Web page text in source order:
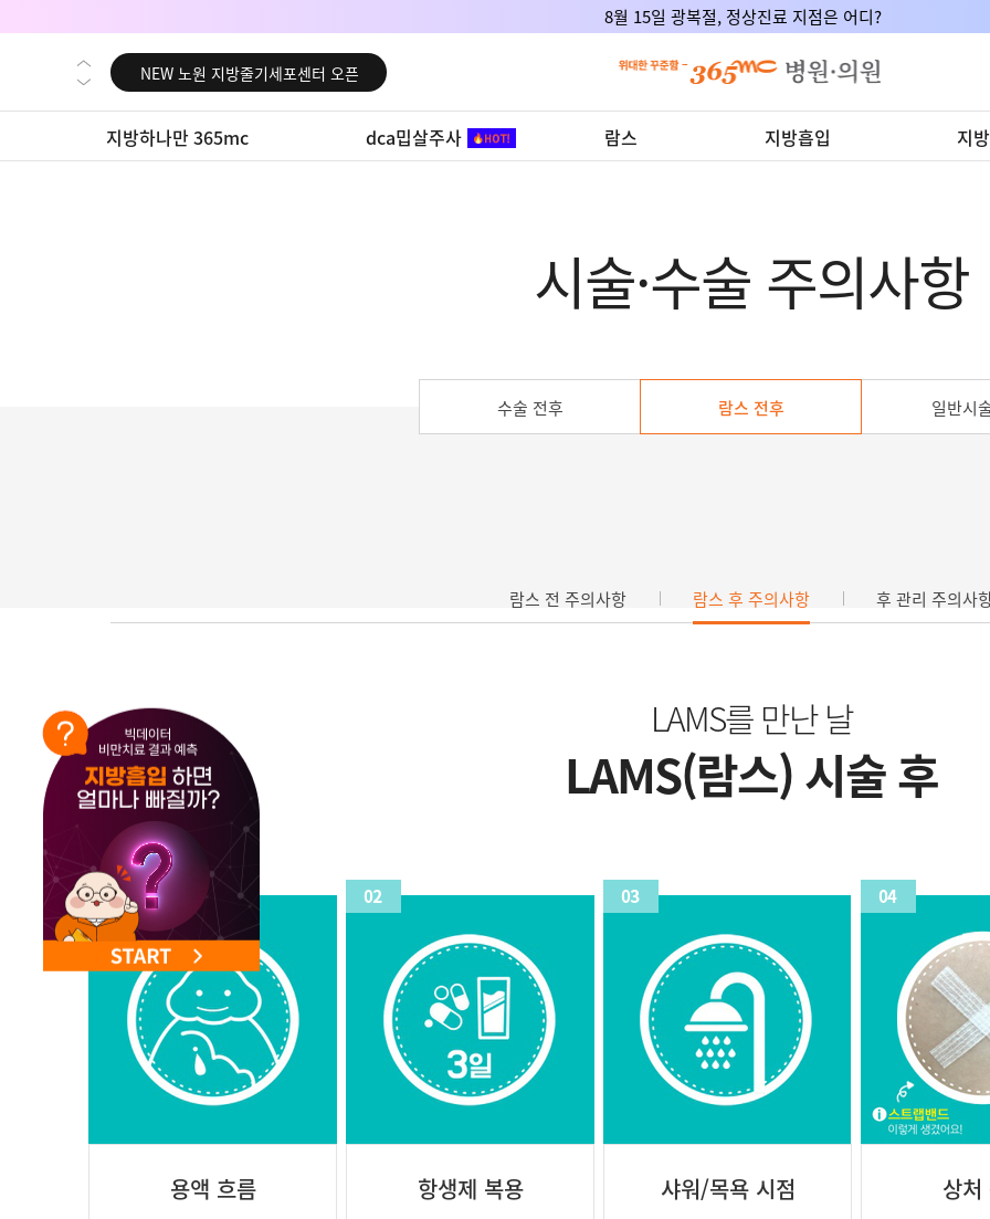
8월 15일 광복절, 정상진료 지점은 어디?
NEW 대전 지방줄기세포센터 오픈
NEW 노원 지방줄기세포센터 오픈
NEW 미국 LA점 오픈
NEW 부산 지방줄기세포센터 오픈
지방하나만 365mc dca밉살주사 람스 지방흡입 지
시술·수술 주의사항
수술 전후 람스 전후 일반시
람스 전 주의사항 람스 후 주의사항 후 관리 주의사
LAMS를 만난 날
LAMS(람스) 시술 후
용액 흐름 항생제 복용 샤워/목욕 시점 상처